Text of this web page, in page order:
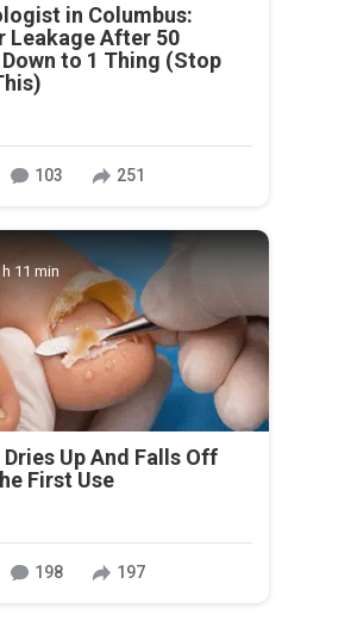
in Columbus:
Leakage After 50
to 1 Thing (Stop
103 251
h 11 min
Dries Up And Falls Off
First Use
198 197